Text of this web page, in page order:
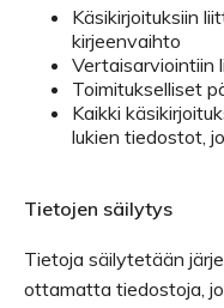
Käsikirjoituksiin
kirjeenvaihto
Vertaisarviointiin
Toimitukselliset
Kaikki
lukien tiedostot,
Tietojen säilytys
Tietoja säilytetään
ottamatta tiedostoja,